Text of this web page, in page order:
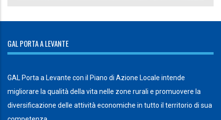
GAL PORTA A LEVANTE
GAL Porta a Levante con il Piano di Azione Locale intende
migliorare la qualità della vita nelle zone rurali e promuovere la
diversificazione delle attività economiche in tutto il territorio di sua